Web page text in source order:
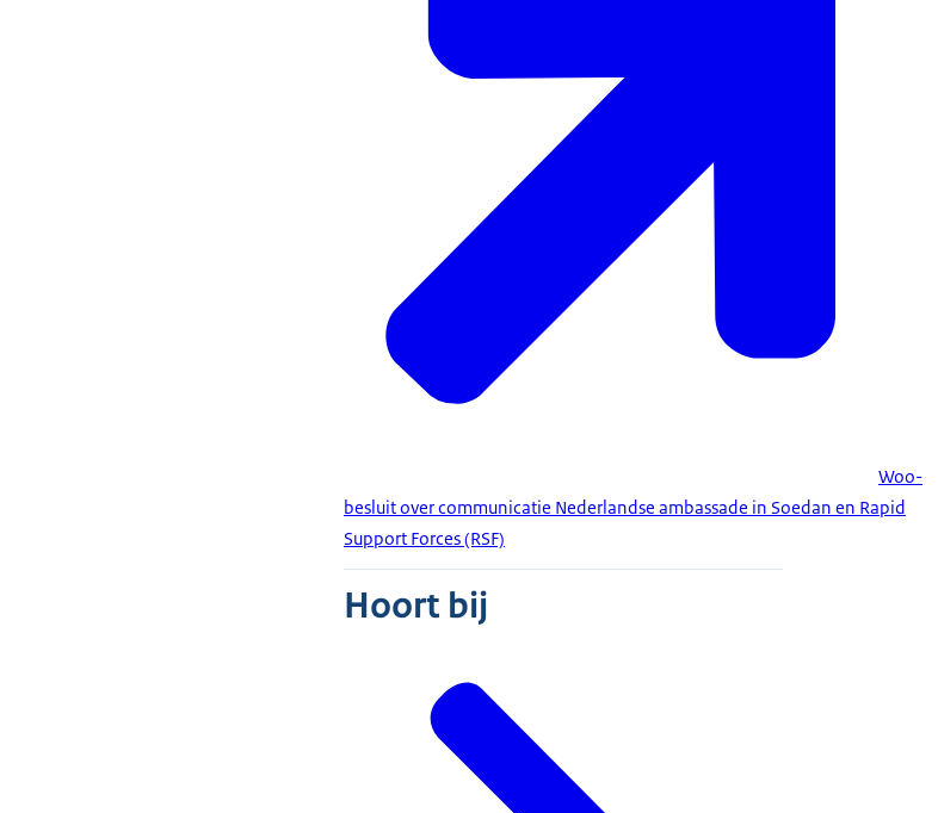
Woo-
besluit over communicatie Nederlandse ambassade in Soedan en Rapid
Support Forces (RSF)
Hoort bij